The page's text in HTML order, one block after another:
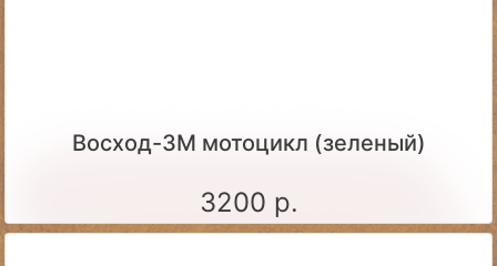
Восход-3М мотоцикл (зеленый)
3200 р.